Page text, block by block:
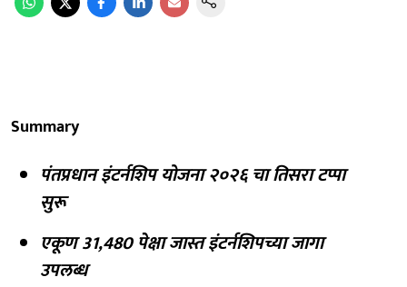
Summary
पंतप्रधान इंटर्नशिप योजना २०२६ चा तिसरा टप्पा
सुरू
एकूण 31,480 पेक्षा जास्त इंटर्नशिपच्या जागा
उपलब्ध